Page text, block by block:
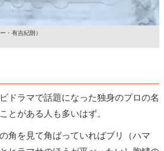
・有吉紀朗）
ドラマで話題になった独身のプロの名
とがある人も多いはず。
角を見て角ばっていればブリ（ハマ